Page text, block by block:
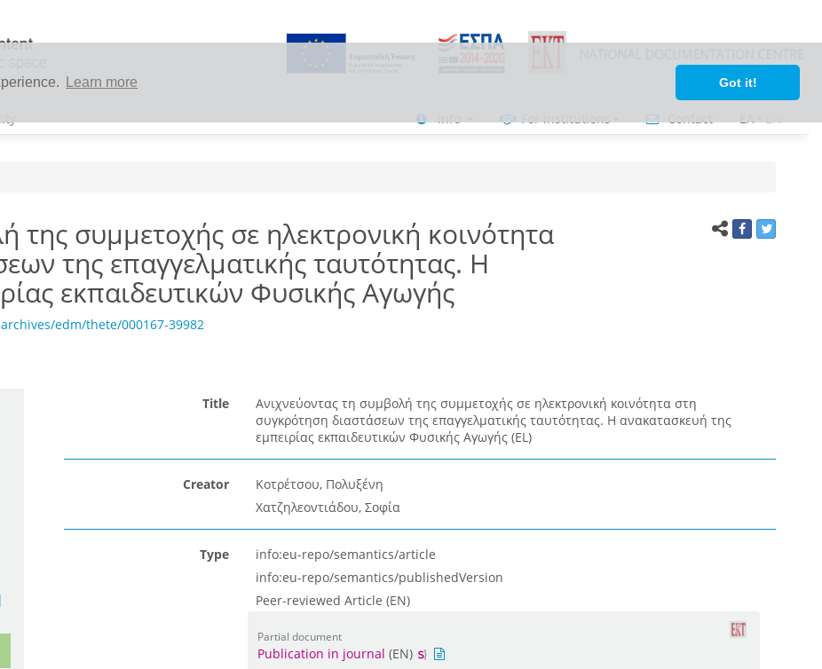
Learn more Got it!
Info For institutions Contact ΕΛ•ΕΝ
της συμμετοχής σε ηλεκτρονική κοινότητα
της επαγγελματικής ταυτότητας. Η
εκπαιδευτικών Φυσικής Αγωγής
edm/thete/000167-39982
|
Title
Ανιχνεύοντας τη συμβολή της συμμετοχής σε ηλεκτρονική κοινότητα στη
συγκρότηση διαστάσεων της επαγγελματικής ταυτότητας. Η ανακατασκευή της
εμπειρίας εκπαιδευτικών Φυσικής Αγωγής (EL)
Creator
Κοτρέτσου, Πολυξένη
Χατζηλεοντιάδου, Σοφία
Type
info:eu-repo/semantics/article
info:eu-repo/semantics/publishedVersion
Peer-reviewed Article (EN)
Partial document
Publication in journal (EN)